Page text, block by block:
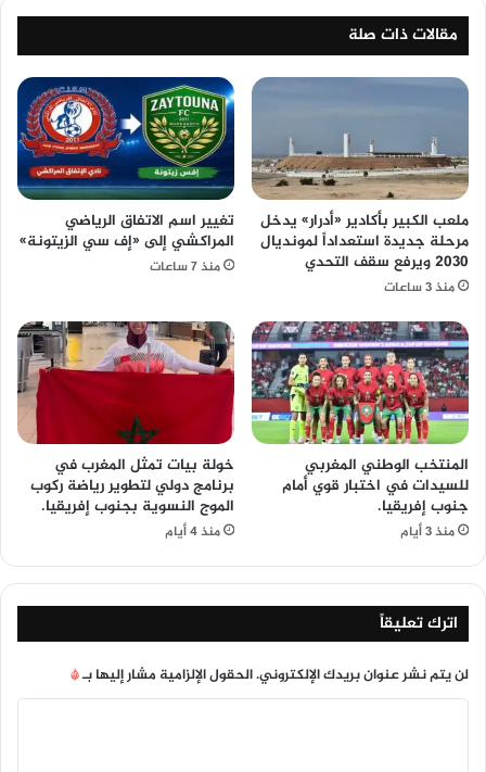
مقالات ذات صلة
ملعب الكبير بأكادير «أدرار» يدخل
مرحلة جديدة استعداداً لمونديال
2030 ويرفع سقف التحدي
منذ 3 ساعات
تغيير اسم الاتفاق الرياضي
المراكشي إلى «إف سي الزيتونة»
منذ 7 ساعات
المنتخب الوطني المغربي
للسيدات في اختبار قوي أمام
جنوب إفريقيا.
منذ 3 أيام
خولة بيات تمثل المغرب في
برنامج دولي لتطوير رياضة ركوب
الموج النسوية بجنوب إفريقيا.
منذ 4 أيام
اترك تعليقاً
لن يتم نشر عنوان بريدك الإلكتروني.الحقول الإلزامية مشار إليها بـ*